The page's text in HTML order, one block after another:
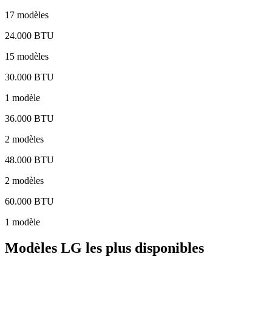
17 modèles
24.000 BTU
15 modèles
30.000 BTU
1 modèle
36.000 BTU
2 modèles
48.000 BTU
2 modèles
60.000 BTU
1 modèle
Modèles LG les plus disponibles